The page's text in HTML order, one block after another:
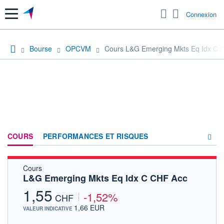
Menu Connexion
Bourse OPCVM Cours L&G Emerging Mkts Eq Idx C
COURS PERFORMANCES ET RISQUES
Cours
L&G Emerging Mkts Eq Idx C CHF Acc
1,55 CHF -1,52%
VALEUR INDICATIVE 1,66 EUR